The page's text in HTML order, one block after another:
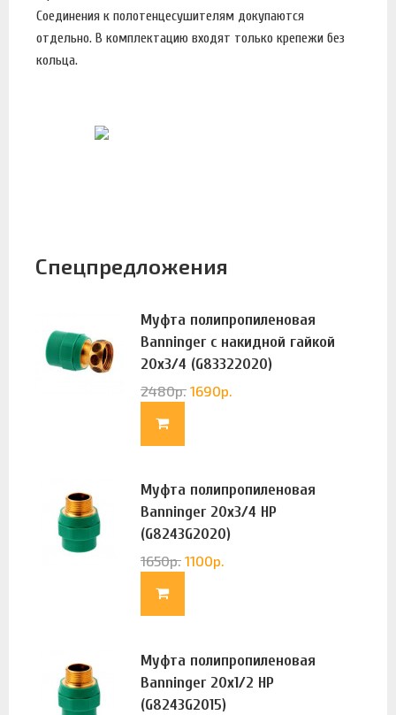
Соединения к полотенцесушителям докупаются
отдельно. В комплектацию входят только крепежи без
кольца.
Спецпредложения
Муфта полипропиленовая
Banninger с накидной гайкой
20х3/4 (G83322020)
2480р. 1690р.
Муфта полипропиленовая
Banninger 20х3/4 НР
(G8243G2020)
1650р. 1100р.
Муфта полипропиленовая
Banninger 20х1/2 НР
(G8243G2015)